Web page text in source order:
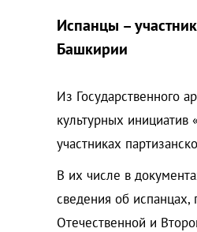
Испанцы –
Башкирии
Из Государственного
культурных инициатив
участниках
В их числе в
сведения об
Отечественной и